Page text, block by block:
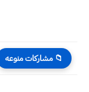
📁 مشاركات منوعه